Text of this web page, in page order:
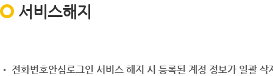
서비스해지
• 전화번호안심로그인 서비스 해지 시 등록된 계정 정보가 일괄